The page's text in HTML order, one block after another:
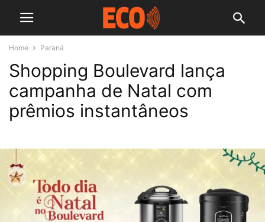
Home Paraná
Shopping Boulevard lança
campanha de Natal com
prêmios instantâneos